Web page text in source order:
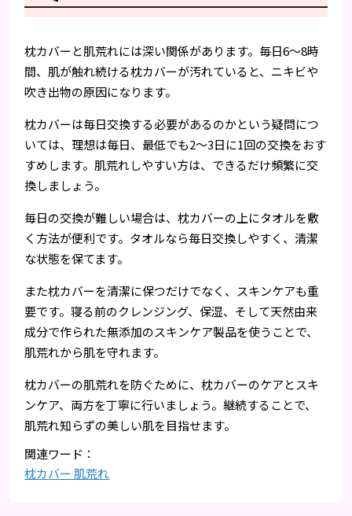
枕カバーと肌荒れには深い関係があります。毎日6〜8時
間、肌が触れ続ける枕カバーが汚れていると、ニキビや
吹き出物の原因になります。
枕カバーは毎日交換する必要があるのかという疑問につ
いては、理想は毎日、最低でも2〜3日に1回の交換をおす
すめします。肌荒れしやすい方は、できるだけ頻繁に交
換しましょう。
毎日の交換が難しい場合は、枕カバーの上にタオルを敷
く方法が便利です。タオルなら毎日交換しやすく、清潔
な状態を保てます。
また枕カバーを清潔に保つだけでなく、スキンケアも重
要です。寝る前のクレンジング、保湿、そして天然由来
成分で作られた無添加のスキンケア製品を使うことで、
肌荒れから肌を守れます。
枕カバーの肌荒れを防ぐために、枕カバーのケアとスキ
ンケア、両方を丁寧に行いましょう。継続することで、
肌荒れ知らずの美しい肌を目指せます。
枕カバー 肌荒れ